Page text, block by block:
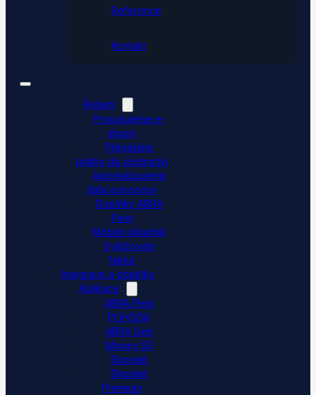
Reference
Kontakt
Řešení
Propojujeme e-
shopy
Přenášíme
platby do účetnictví
Automatizujeme
data a procesy
Doplňky ABRA
Flexi
Mobilní skladník
Vytěžování
faktur
Integrace a doplňky
Aplikace
ABRA Flexi
POHODA
ABRA Gen
Money S3
Shoptet
Shoptet
Premium